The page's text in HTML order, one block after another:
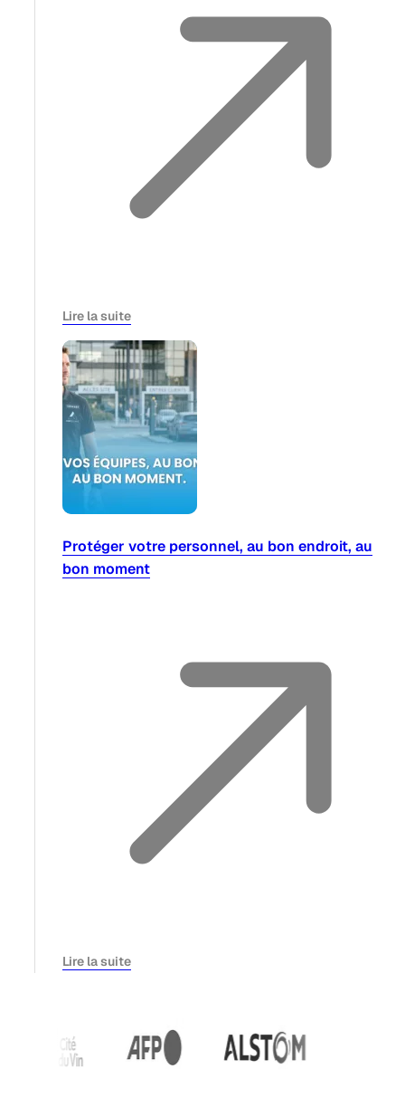
Lire la suite
Protéger votre personnel, au bon endroit, au
bon moment
Lire la suite